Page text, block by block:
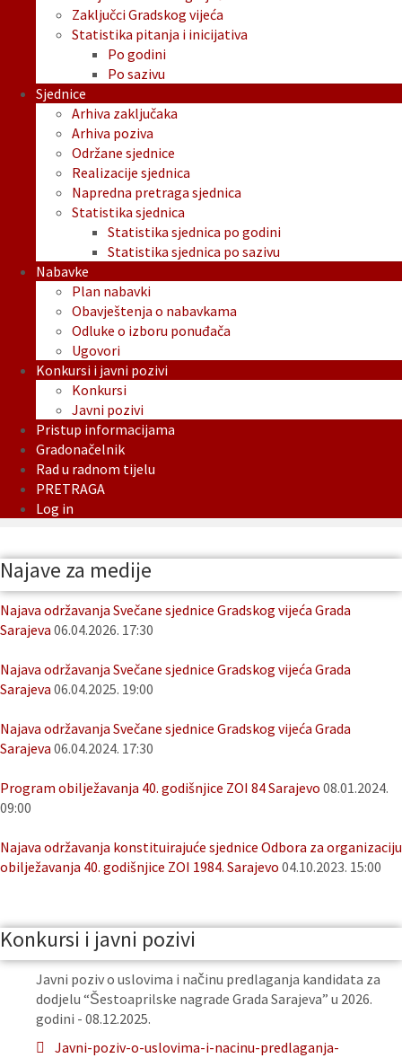
Zaključci Gradskog vijeća
Statistika pitanja i inicijativa
Po godini
Po sazivu
Sjednice
Arhiva zaključaka
Arhiva poziva
Održane sjednice
Realizacije sjednica
Napredna pretraga sjednica
Statistika sjednica
Statistika sjednica po godini
Statistika sjednica po sazivu
Nabavke
Plan nabavki
Obavještenja o nabavkama
Odluke o izboru ponuđača
Ugovori
Konkursi i javni pozivi
Konkursi
Javni pozivi
Pristup informacijama
Gradonačelnik
Rad u radnom tijelu
PRETRAGA
Log in
Najave za medije
Najava održavanja Svečane sjednice Gradskog vijeća Grada
Sarajeva 06.04.2026. 17:30
Najava održavanja Svečane sjednice Gradskog vijeća Grada
Sarajeva 06.04.2025. 19:00
Najava održavanja Svečane sjednice Gradskog vijeća Grada
Sarajeva 06.04.2024. 17:30
Program obilježavanja 40. godišnjice ZOI 84 Sarajevo 08.01.2024.
09:00
Najava održavanja konstituirajuće sjednice Odbora za organizaciju
obilježavanja 40. godišnjice ZOI 1984. Sarajevo 04.10.2023. 15:00
Konkursi i javni pozivi
Javni poziv o uslovima i načinu predlaganja kandidata za
dodjelu “Šestoaprilske nagrade Grada Sarajeva” u 2026.
godini - 08.12.2025.
Javni-poziv-o-uslovima-i-nacinu-predlaganja-